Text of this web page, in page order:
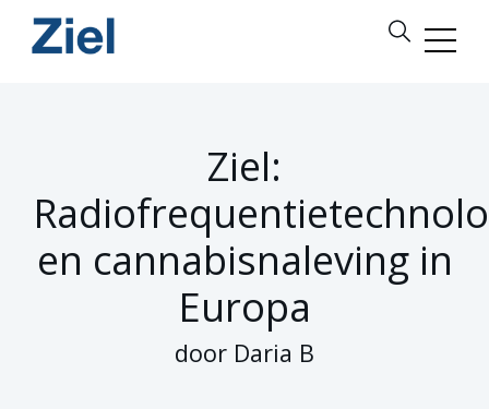
Ziel:
en cannabisnaleving in
Europa
door Daria B